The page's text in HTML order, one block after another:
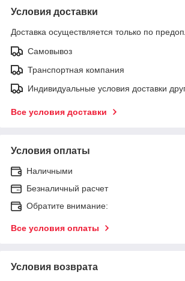
Условия доставки
Доставка осуществляется только по
Самовывоз
Транспортная компания
Индивидуальные условия доставки
Все условия доставки
Условия оплаты
Наличными
Безналичный расчет
Обратите внимание:
Все условия оплаты
Условия возврата